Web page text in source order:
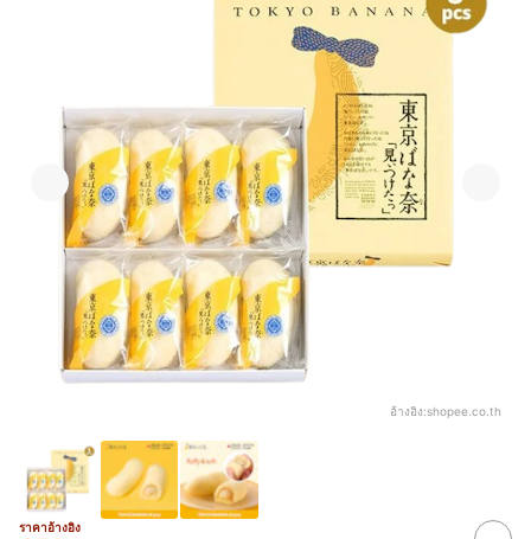
อ้างอิง:shopee.co.th
ราคาอ้างอิง